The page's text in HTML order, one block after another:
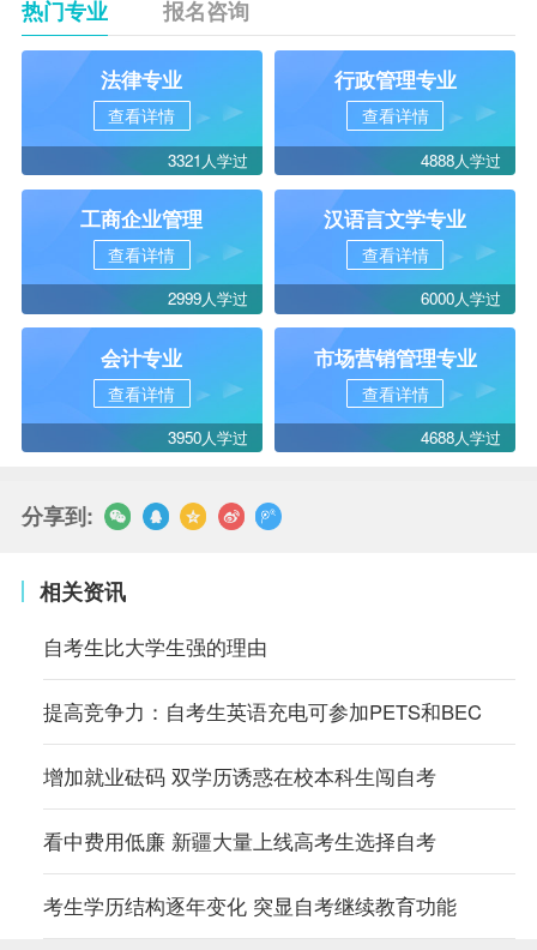
热门专业 报名咨询
法律专业
查看详情
3321人学过
行政管理专业
查看详情
4888人学过
工商企业管理
查看详情
2999人学过
汉语言文学专业
查看详情
6000人学过
会计专业
查看详情
3950人学过
市场营销管理专业
查看详情
4688人学过
分享到:
相关资讯
自考生比大学生强的理由
提高竞争力：自考生英语充电可参加PETS和BEC
增加就业砝码 双学历诱惑在校本科生闯自考
看中费用低廉 新疆大量上线高考生选择自考
考生学历结构逐年变化 突显自考继续教育功能